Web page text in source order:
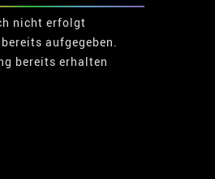
nicht erfolgt
aufgegeben.
bereits erhalten